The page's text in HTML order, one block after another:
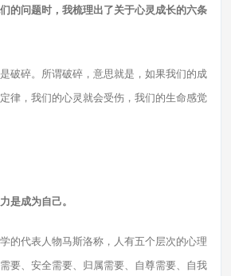
的问题时，我梳理出了关于心灵成长的六条
碎。所谓破碎，意思就是，如果我们的成
律，我们的心灵就会受伤，我们的生命感觉
是成为自己。
代表人物马斯洛称，人有五个层次的心理
要、安全需要、归属需要、自尊需要、自我